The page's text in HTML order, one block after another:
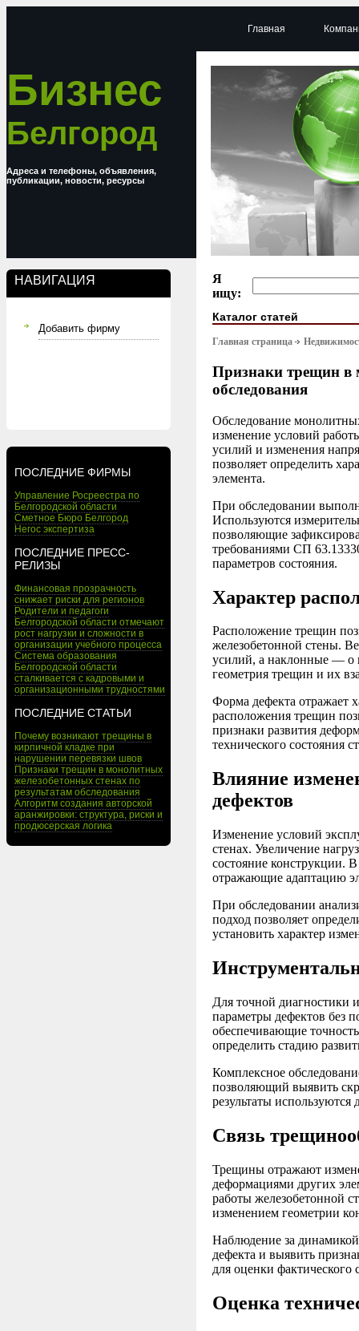
Бизнес
Белгород
Адреса и телефоны, объявления,
публикации, новости, ресурсы
НАВИГАЦИЯ
Добавить фирму
ПОСЛЕДНИЕ ФИРМЫ
Управление Росреестра по
Белгородской области
Сметное Бюро Белгород
Негос экспертиза
ПОСЛЕДНИЕ ПРЕСС-
РЕЛИЗЫ
Финансовая прозрачность
снижает риски для регионов
Родители и педагоги
Белгородской области отмечают
рост нагрузки и сложности в
организации учебного процесса
Система образования
Белгородской области
сталкивается с кадровыми и
организационными трудностями
ПОСЛЕДНИЕ СТАТЬИ
Почему возникают трещины в
кирпичной кладке при
нарушении перевязки швов
Признаки трещин в монолитных
железобетонных стенах по
результатам обследования
Алгоритм создания авторской
аранжировки: структура, риски и
продюсерская логика
Главная
Я
ищу:
Каталог статей
Главная страница
Признаки трещин в
обследования
Обследование
изменение условий
усилий и изменения
позволяет определить
элемента.
При обследовании
Используются
позволяющие
требованиями СП
параметров состояния.
Характер
Расположение трещин
железобетонной стены.
усилий, а наклонные — о
геометрия трещин и их
Форма дефекта отражает
расположения трещин
признаки развития
технического состояния
Влияние
дефектов
Изменение условий
стенах. Увеличение
состояние конструкции.
отражающие адаптацию
При обследовании
подход позволяет
установить характер
Для точной диагностики
параметры дефектов без
обеспечивающие
определить стадию
Комплексное
позволяющий выявить
результаты используются
Связь
Трещины отражают
деформациями других
работы железобетонной
изменением геометрии
Наблюдение за
дефекта и выявить
для оценки фактического
Оценка